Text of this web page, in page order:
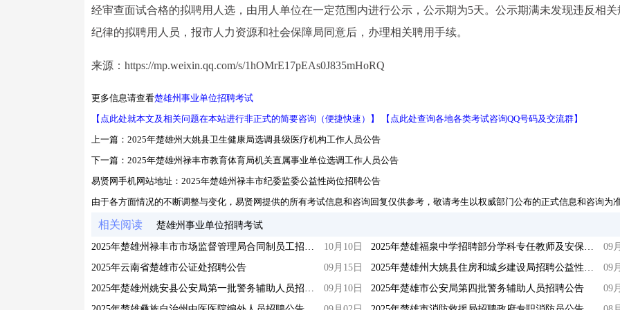
经审查面试合格的拟聘用人选，由用人单位在一定范围内进行公示，公示期为5天。公示期满未发现违反相关
纪律的拟聘用人员，报市人力资源和社会保障局同意后，办理相关聘用手续。
来源：https://mp.weixin.qq.com/s/1hOMrE17pEAs0J835mHoRQ
更多信息请查看楚雄州事业单位招聘考试
【点此处就本文及相关问题在本站进行非正式的简要咨询（便捷快速）】
【点此处查询各地各类考试咨询QQ号码及交流群】
上一篇： 2025年楚雄州大姚县卫生健康局选调县级医疗机构工作人员公告
下一篇： 2025年楚雄州禄丰市教育体育局机关直属事业单位选调工作人员公告
易贤网手机网站地址： 2025年楚雄州禄丰市纪委监委公益性岗位招聘公告
由于各方面情况的不断调整与变化，易贤网提供的所有考试信息和咨询回复仅供参考，敬请考生以权威部门公布的正式信息和咨询为
相关阅读 楚雄州事业单位招聘考试
2025年楚雄州禄丰市市场监督管理局合同制员工招聘公告 10月10日 2025年楚雄福泉中学招聘部分学科专任教师及安保人员公告（二）
09
2025年云南省楚雄市公证处招聘公告
09月15日 2025年楚雄州大姚县住房和城乡建设局招聘公益性岗位工作人员公告
09
2025年楚雄州姚安县公安局第一批警务辅助人员招聘公告
09月10日 2025年楚雄市公安局第四批警务辅助人员招聘公告
09